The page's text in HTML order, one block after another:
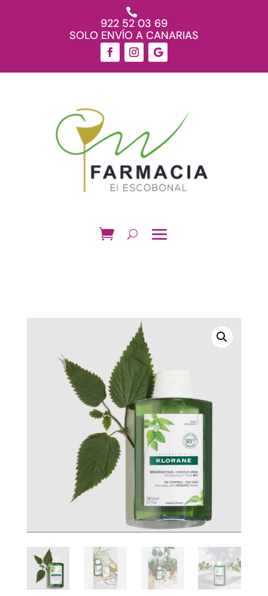

922 52 03 69
SOLO ENVÍO A CANARIAS